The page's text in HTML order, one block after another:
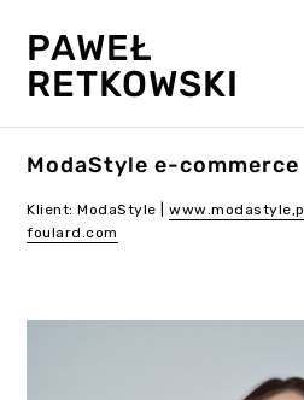
PAWEŁ
RETKOWSKI
ModaStyle e-commerce
Klient: ModaStyle |www.modastyle,p
foulard.com